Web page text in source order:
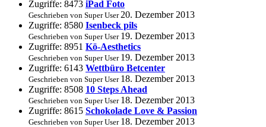
Zugriffe: 8473 iPad Foto
Geschrieben von Super User 20. Dezember 2013
Zugriffe: 8580 Isenbeck pils
Geschrieben von Super User 19. Dezember 2013
Zugriffe: 8951 Kö-Aesthetics
Geschrieben von Super User 19. Dezember 2013
Zugriffe: 6143 Wettbüro Betcenter
Geschrieben von Super User 18. Dezember 2013
Zugriffe: 8508 10 Steps Ahead
Geschrieben von Super User 18. Dezember 2013
Zugriffe: 8615 Schokolade Love & Passion
Geschrieben von Super User 18. Dezember 2013